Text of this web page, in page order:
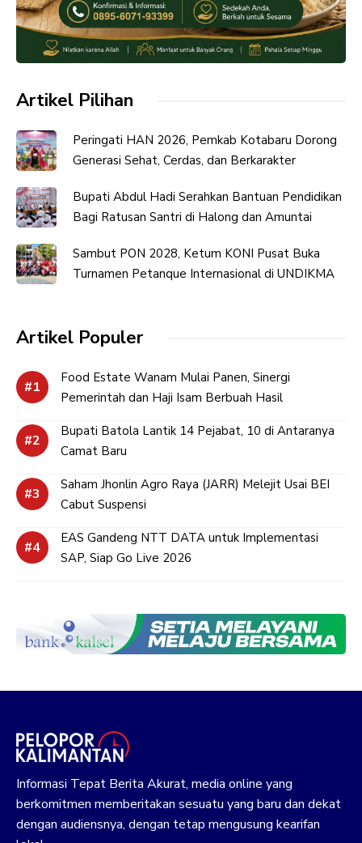
Artikel Pilihan
Peringati HAN 2026, Pemkab Kotabaru Dorong
Generasi Sehat, Cerdas, dan Berkarakter
Bupati Abdul Hadi Serahkan Bantuan Pendidikan
Bagi Ratusan Santri di Halong dan Amuntai
Sambut PON 2028, Ketum KONI Pusat Buka
Turnamen Petanque Internasional di UNDIKMA
Artikel Populer
Food Estate Wanam Mulai Panen, Sinergi
Pemerintah dan Haji Isam Berbuah Hasil
Bupati Batola Lantik 14 Pejabat, 10 di Antaranya
Camat Baru
Saham Jhonlin Agro Raya (JARR) Melejit Usai BEI
Cabut Suspensi
EAS Gandeng NTT DATA untuk Implementasi
SAP, Siap Go Live 2026
Informasi Tepat Berita Akurat, media online yang
berkomitmen memberitakan sesuatu yang baru dan dekat
dengan audiensnya, dengan tetap mengusung kearifan